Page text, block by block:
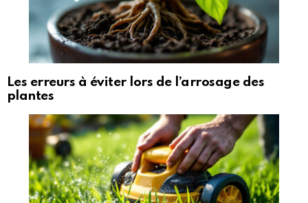
Les erreurs à éviter lors de l’arrosage des
plantes